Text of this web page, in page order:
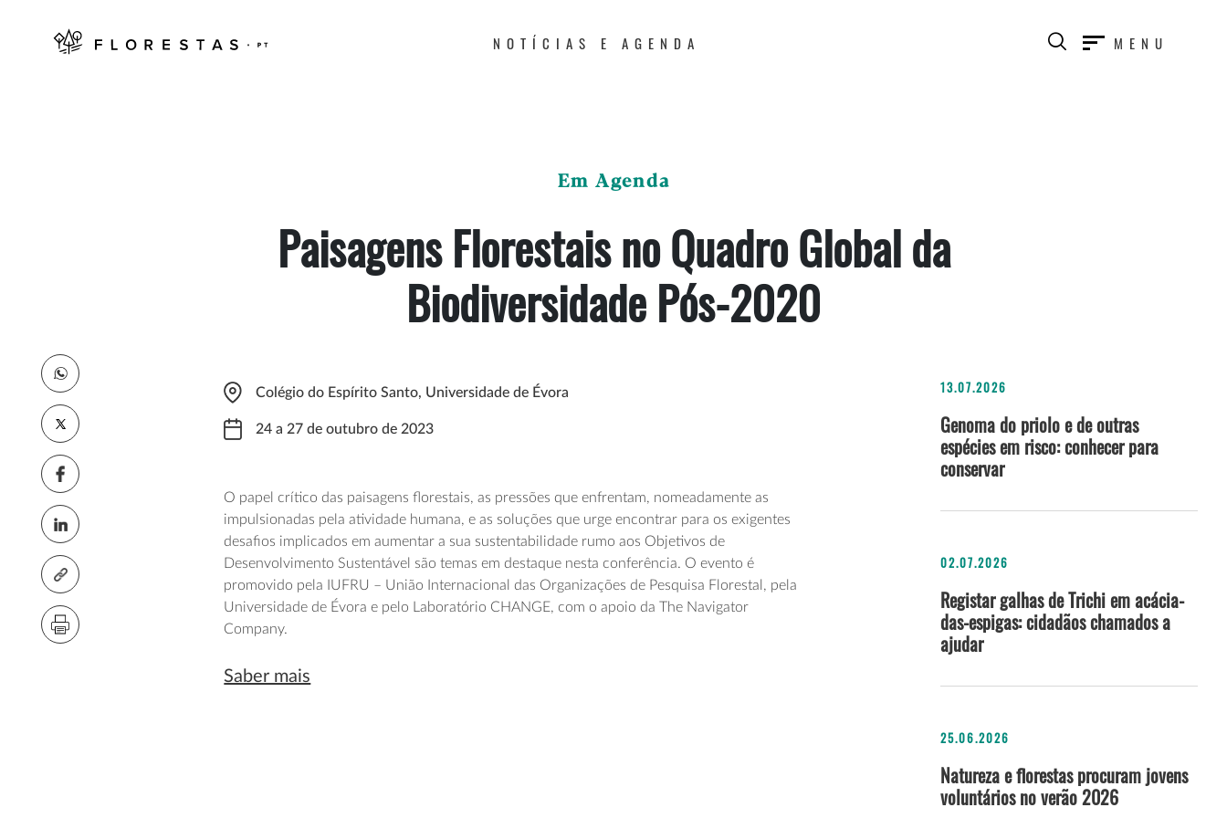
NOTÍCIAS E AGENDA MENU
Em Agenda
Paisagens Florestais no Quadro Global da
Biodiversidade Pós-2020
Colégio do Espírito Santo, Universidade de Évora
24 a 27 de outubro de 2023
O papel crítico das paisagens florestais, as pressões que enfrentam, nomeadamente as
impulsionadas pela atividade humana, e as soluções que urge encontrar para os exigentes
desafios implicados em aumentar a sua sustentabilidade rumo aos Objetivos de
Desenvolvimento Sustentável são temas em destaque nesta conferência. O evento é
promovido pela IUFRU – União Internacional das Organizações de Pesquisa Florestal, pela
Universidade de Évora e pelo Laboratório CHANGE, com o apoio da The Navigator
Company.
Saber mais
13.07.2026
Genoma do priolo e de outras
espécies em risco: conhecer para
conservar
02.07.2026
Registar galhas de Trichi em acácia-
das-espigas: cidadãos chamados a
ajudar
25.06.2026
Natureza e florestas procuram jovens
voluntários no verão 2026